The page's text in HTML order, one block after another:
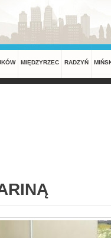
MIĘDZYRZEC RADZYŃ